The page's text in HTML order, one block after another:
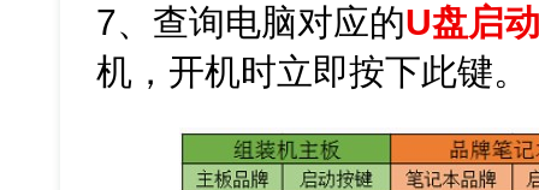
7、查询电脑对应的U盘启
机，开机时立即按下此键。